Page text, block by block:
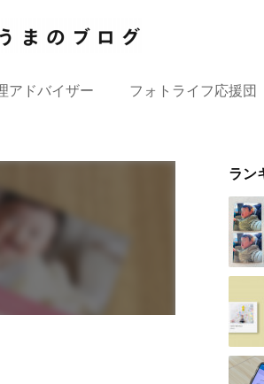
アドバイザー フォトライフ応援団
ラン